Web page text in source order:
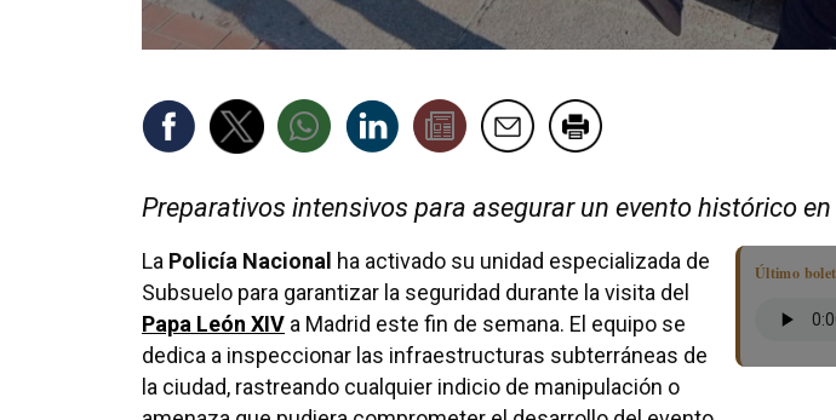
Preparativos intensivos para asegurar un evento histórico
Último
La Policía Nacional ha activado su unidad especializada de
Subsuelo para garantizar la seguridad durante la visita del
Papa León XIV a Madrid este fin de semana. El equipo se
dedica a inspeccionar las infraestructuras subterráneas de
la ciudad, rastreando cualquier indicio de manipulación o